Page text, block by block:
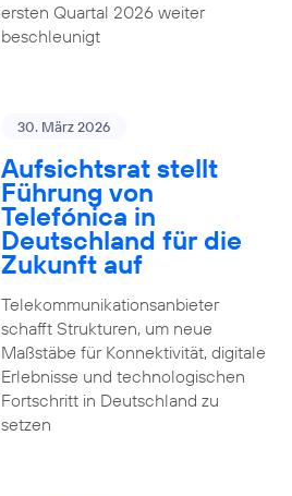
ersten Quartal 2026 weiter
beschleunigt
30. März 2026
Aufsichtsrat stellt
Führung von
Telefónica in
Deutschland für die
Zukunft auf
Telekommunikationsanbieter
schafft Strukturen, um neue
Maßstäbe für Konnektivität, digitale
Erlebnisse und technologischen
Fortschritt in Deutschland zu
setzen